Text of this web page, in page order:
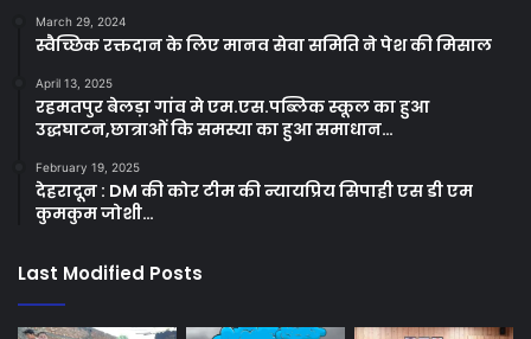
March 29, 2024
स्वैच्छिक रक्तदान के लिए मानव सेवा समिति ने पेश की मिसाल
April 13, 2025
रहमतपुर बेलड़ा गांव मे एम.एस.पब्लिक स्कूल का हुआ
उद्धघाटन,छात्राओं कि समस्या का हुआ समाधान…
February 19, 2025
देहरादून : DM की कोर टीम की न्यायप्रिय सिपाही एस डी एम
कुमकुम जोशी…
Last Modified Posts